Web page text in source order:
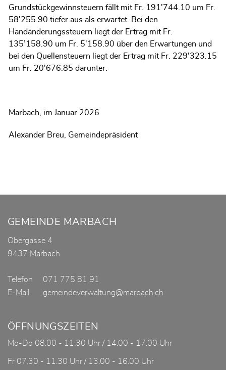
Grundstückgewinnsteuern fällt mit Fr. 191'744.10 um Fr.
58'255.90 tiefer aus als erwartet. Bei den
Handänderungssteuern liegt der Ertrag mit Fr.
135’158.90 um Fr. 5'158.90 über den Erwartungen und
bei den Quellensteuern liegt der Ertrag mit Fr. 229'323.15
um Fr. 20'676.85 darunter.
Marbach, im Januar 2026
Alexander Breu, Gemeindepräsident
Fusszeile
GEMEINDE MARBACH
Obergasse 4
9437 Marbach
Telefon
071 775 81 91
E-Mail
gemeindeverwaltung@marbach.ch
ÖFFNUNGSZEITEN
Mo-Do 08.00 - 11.30 Uhr / 14.00 - 17.00 Uhr
Fr 07.30 - 11.30 Uhr / 13.00 - 16.00 Uhr